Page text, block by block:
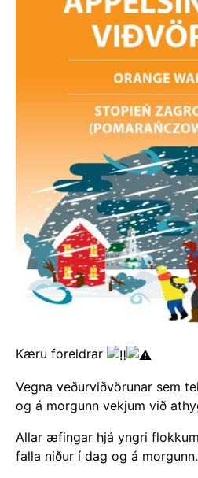
Kæru foreldrar
Vegna veðurviðvörunar sem
og á morgunn vekjum við
Allar æfingar hjá yngri
falla niður í dag og á morgunn.